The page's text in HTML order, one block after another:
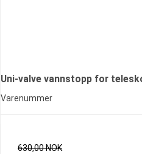
Uni-valve vannstopp for
Varenummer
630,00 NOK